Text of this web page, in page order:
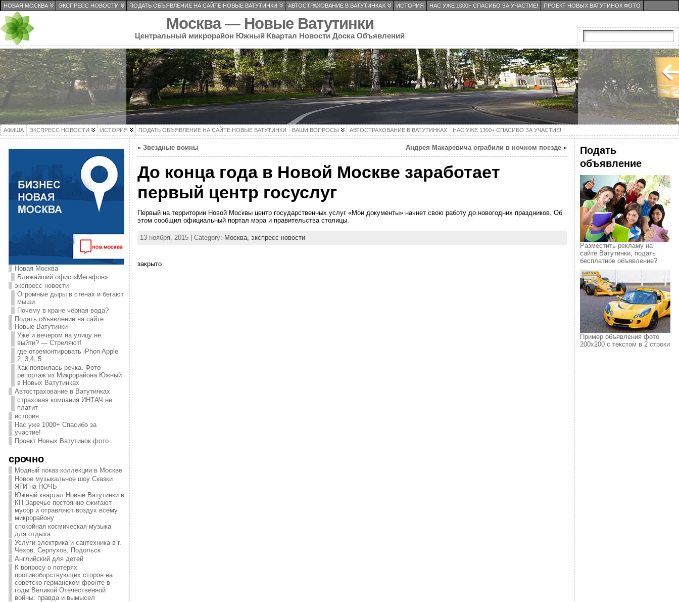
НОВАЯ МОСКВА ЭКСПРЕСС НОВОСТИ ПОДАТЬ ОБЪЯВЛЕНИЕ НА САЙТЕ НОВЫЕ ВАТУТИНКИ АВТОСТРАХОВАНИЕ В ВАТУТИНКАХ ИСТОРИЯ НАС УЖЕ 1000+ СПАСИБО ЗА УЧАСТИЕ! ПРОЕКТ НОВЫХ ВАТУТИНОК ФОТО
Москва — Новые Ватутинки
Центральный микрорайон Южный Квартал Новости Доска Объявлений
АФИША ЭКСПРЕСС НОВОСТИ ИСТОРИЯ ПОДАТЬ ОБЪЯВЛЕНИЕ НА САЙТЕ НОВЫЕ ВАТУТИНКИ ВАШИ ВОПРОСЫ АВТОСТРАХОВАНИЕ В ВАТУТИНКАХ НАС УЖЕ 1300+ СПАСИБО ЗА УЧАСТИЕ!
Новая Москва
Ближайший офис «Мегафон»
экспресс новости
Огромные дыры в стенах и бегают
мыши
Почему в кране чёрная вода?
Подать объявление на сайте
Новые Ватутинки
Уже и вечером на улицу не
выйти? — Стреляют!
где отремонтировать iPhon Apple
2, 3,4, 5
Как появилась речка. Фото
репортаж из Микрорайона Южный
в Новых Ватутинках
Автострахование в Ватутинках
страховая компания ИНТАЧ не
платит
история
Нас уже 1000+ Спасибо за
участие!
Проект Новых Ватутинок фото
срочно
Модный показ коллекции в Москве
Новое музыкальное шоу Сказки
ЯГИ на НОЧЬ
Южный квартал Новые Ватутинки в
КП Заречье постоянно сжигают
мусор и отравляют воздух всему
микрорайону
спокойная космическая музыка
для отдыха
Услуги электрика и сантехника в г.
Чехов, Серпухов, Подольск
Английский для детей
К вопросу о потерях
противоборствующих сторон на
советско-германском фронте в
годы Великой Отечественной
войны: правда и вымысел
« Звездные воины Андрея Макаревича ограбили в ночном поезде»
До конца года в Новой Москве заработает
первый центр госуслуг
Первый на территории Новой Москвы центр государственных услуг «Мои документы» начнет свою работу до новогодних праздников. Об
этом сообщил официальный портал мэра и правительства столицы.
13 ноября, 2015 | Category: Москва, экспресс новости
закрыто
Подать
объявление
Разместить рекламу на
сайте Ватутинки, подать
бесплатное объявление?
Пример объявления фото
200х200 с текстом в 2 строки